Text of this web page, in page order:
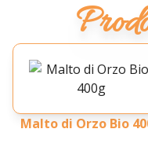
Malto di Orzo Bio